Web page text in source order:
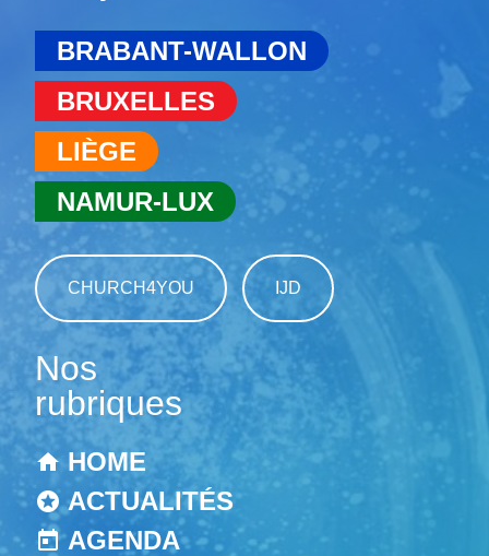
BRABANT-WALLON
BRUXELLES
LIÈGE
NAMUR-LUX
CHURCH4YOU IJD
Nos
rubriques
HOME
ACTUALITÉS
AGENDA